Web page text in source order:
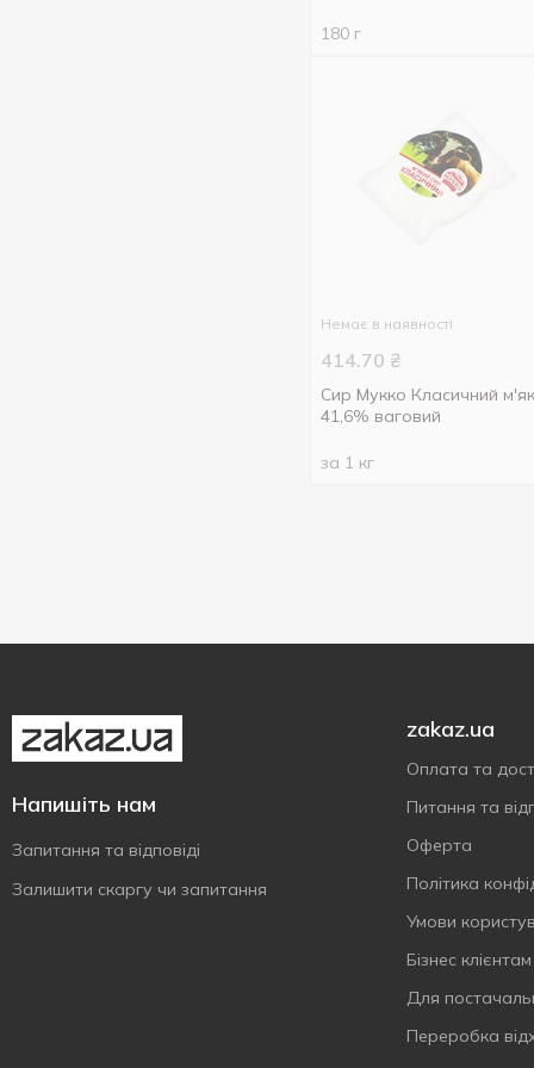
180 г
Немає в наявності
414.70 ₴
Сир Мукко Класичний
41,6% ваговий
за 1 кг
Напишіть нам
Запитання та відповіді
Залишити скаргу чи запитання
zakaz.ua
Оплата та
Питання та
Оферта
Політика
Умови
Бізнес клієнтам
Для
Переробка